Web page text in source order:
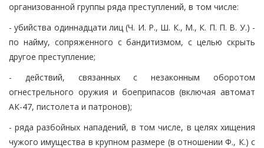
организованной группы ряда преступлений, в том числе:
- убийства одиннадцати лиц (Ч. И. Р., Ш. К., М., К. П. П. В. У.) -
по найму, сопряженного с бандитизмом, с целью скрыть
другое преступление;
- действий, связанных с незаконным оборотом
огнестрельного оружия и боеприпасов (включая автомат
АК-47, пистолета и патронов);
- ряда разбойных нападений, в том числе, в целях хищения
чужого имущества в крупном размере (в отношении Ф., К.) с